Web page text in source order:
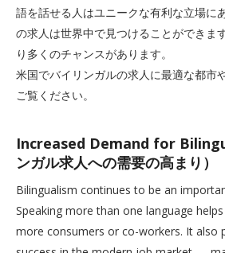
語を話せる人はユニークな有利な立場に
の求人は世界中で見つけることができま
り多くのチャンスがあります。
米国でバイリンガルの求人に最適な都市
ご覧ください。
Increased Demand for
ンガル求人への需要の高まり）
Bilingualism continues to be an
Speaking more than one language
more consumers or co-workers. It also